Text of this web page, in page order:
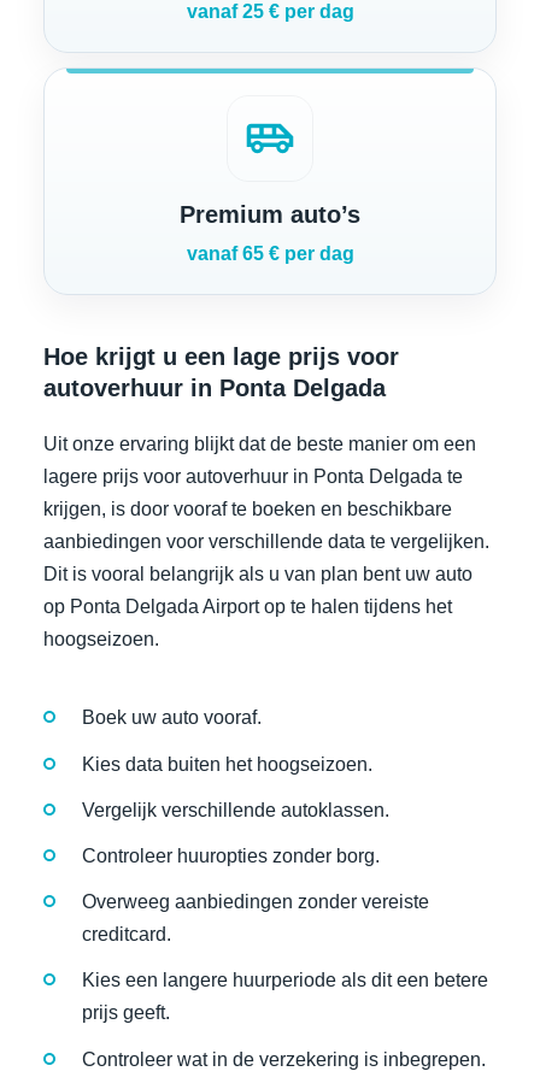
vanaf 25 € per dag
airport_shuttle
Premium auto’s
vanaf 65 € per dag
Hoe krijgt u een lage prijs voor
autoverhuur in Ponta Delgada
Uit onze ervaring blijkt dat de beste manier om een
lagere prijs voor autoverhuur in Ponta Delgada te
krijgen, is door vooraf te boeken en beschikbare
aanbiedingen voor verschillende data te vergelijken.
Dit is vooral belangrijk als u van plan bent uw auto
op Ponta Delgada Airport op te halen tijdens het
hoogseizoen.
Boek uw auto vooraf.
Kies data buiten het hoogseizoen.
Vergelijk verschillende autoklassen.
Controleer huuropties zonder borg.
Overweeg aanbiedingen zonder vereiste
creditcard.
Kies een langere huurperiode als dit een betere
prijs geeft.
Controleer wat in de verzekering is inbegrepen.